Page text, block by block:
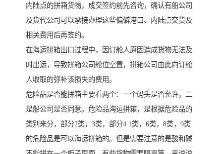
内陆点的拼箱货物，成交签约前先咨询，确认有船公司
及货代公司可以承接办理这些偏僻港口、内陆点交货及
相关费用后再签约。
在海运拼箱出口过程中，因订舱人原因造成货物无法及
时出运，导致拼箱公司舱位空置，拼箱公司由此向订舱
人收取的弥补该损失的费用。
危险品是否能拼箱主要看两个：一个码头是否允许，二
是船公司是否同意。危险品海运拼箱，是根据危险品的
类别来分，部分2类，3类，部分4.1类，6类，8类，9类
的危险品是可以海运拼箱的。但是需要注意的是酸和碱